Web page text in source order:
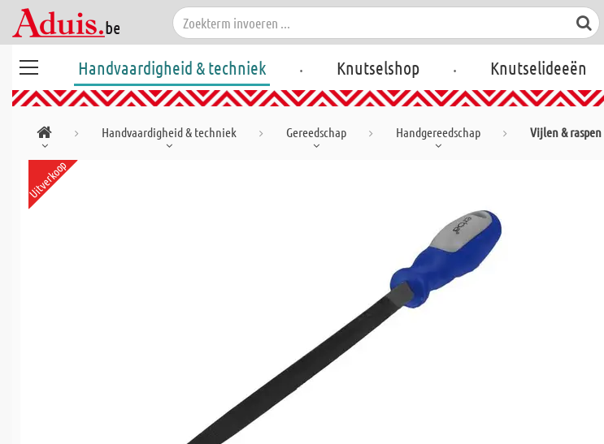
Handvaardigheid & techniek . Knutselshop . Knutselideeën
Handvaardigheid & techniek Gereedschap Handgereedschap Vijlen & raspen
Uitverkoop